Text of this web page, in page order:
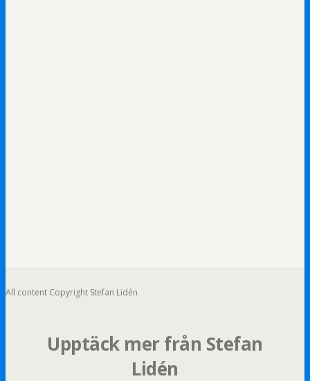
All content Copyright Stefan Lidén
Upptäck mer från Stefan
Lidén